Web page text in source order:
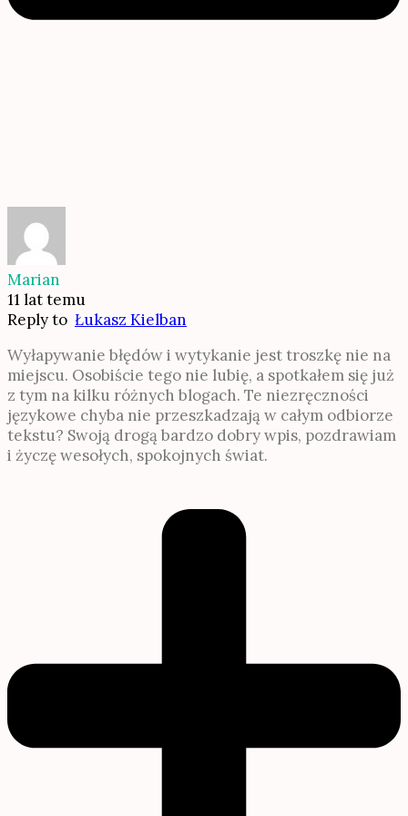
Marian
11 lat temu
Reply to Łukasz Kielban
Wyłapywanie błędów i wytykanie jest troszkę nie na
miejscu. Osobiście tego nie lubię, a spotkałem się już
z tym na kilku różnych blogach. Te niezręczności
językowe chyba nie przeszkadzają w całym odbiorze
tekstu? Swoją drogą bardzo dobry wpis, pozdrawiam
i życzę wesołych, spokojnych świat.